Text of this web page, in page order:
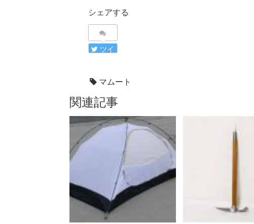
シェアする
ツイ
マムート
関連記事